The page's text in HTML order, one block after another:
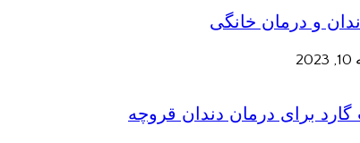
و درمان خانگی
گارد برای درمان دندان قروچه